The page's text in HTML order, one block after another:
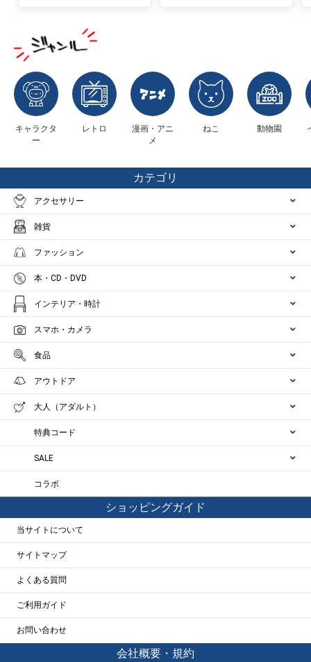
キャラクタ
ー
レトロ
漫画・アニ
メ
ねこ 動物園
カテゴリ
アクセサリー
雑貨
ファッション
本・CD・DVD
インテリア・時計
スマホ・カメラ
食品
アウトドア
大人（アダルト）
特典コード
SALE
コラボ
ショッピングガイド
当サイトについて
サイトマップ
よくある質問
ご利用ガイド
お問い合わせ
会社概要・規約